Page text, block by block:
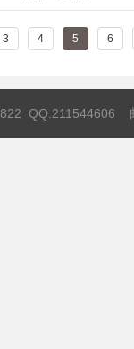
3 4 5 6
QQ:211544606